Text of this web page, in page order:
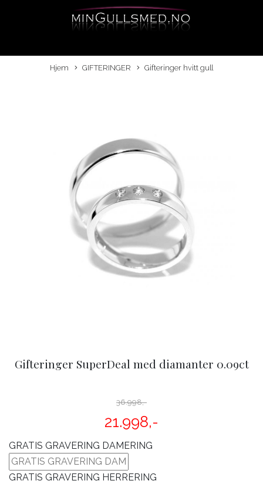
Hjem GIFTERINGER Gifteringer hvitt gull
Gifteringer SuperDeal med diamanter 0.09ct
36.998,-
21.998,-
GRATIS GRAVERING DAMERING
GRATIS GRAVERING HERRERING